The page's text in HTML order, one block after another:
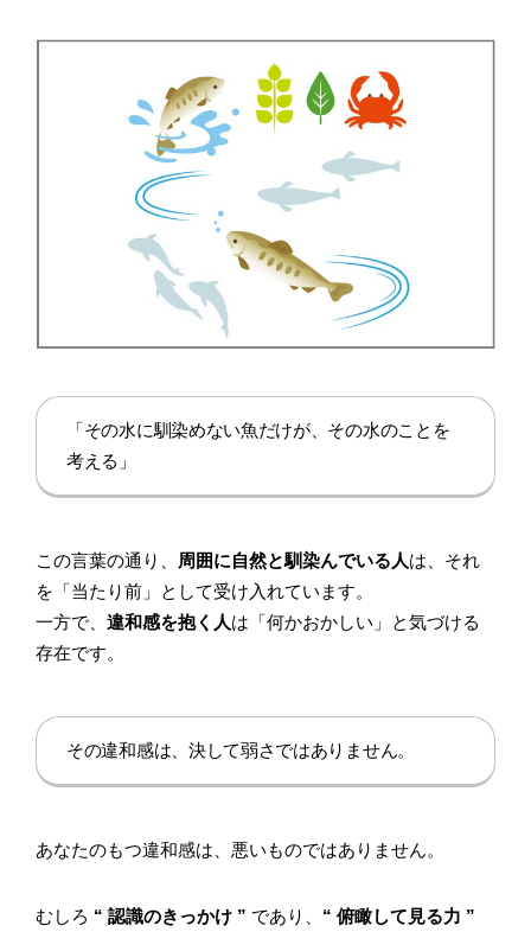
「その水に馴染めない魚だけが、その水のことを
考える」
この言葉の通り、 周囲に自然と馴染んでいる人は、それ
を「当たり前」として受け入れています。
一方で、 違和感を抱く人は「何かおかしい」と気づける
存在です。
その違和感は、決して弱さではありません。
あなたのもつ違和感は、悪いものではありません。
むしろ “ 認識のきっかけ ” であり、 “ 俯瞰して見る力 ”